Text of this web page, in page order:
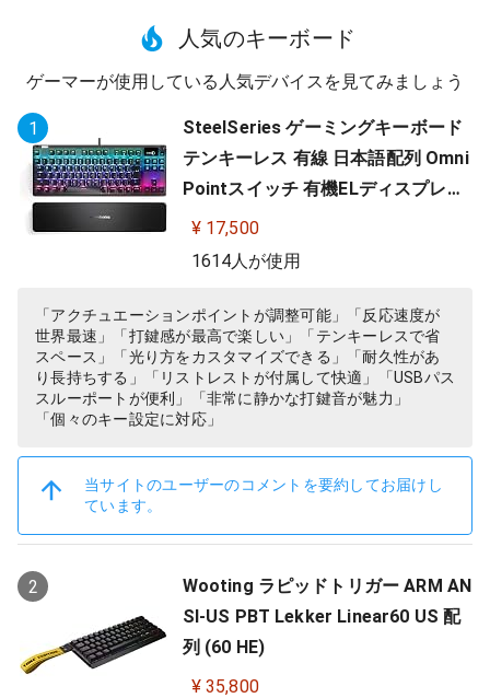
人気のキーボード
ゲーマーが使用している人気デバイスを見てみましょう
1
SteelSeries ゲーミングキーボード
テンキーレス 有線 日本語配列 Omni
Pointスイッチ 有機ELディスプレイ
搭載 Apex Pro TKL JP 64737
¥ 17,500
1614人が使用
「アクチュエーションポイントが調整可能」「反応速度が
世界最速」「打鍵感が最高で楽しい」「テンキーレスで省
スペース」「光り方をカスタマイズできる」「耐久性があ
り長持ちする」「リストレストが付属して快適」「USBパス
スルーポートが便利」「非常に静かな打鍵音が魅力」
「個々のキー設定に対応」
当サイトのユーザーのコメントを要約してお届けし
ています。
2
Wooting ラピッドトリガー ARM AN
SI-US PBT Lekker Linear60 US 配
列 (60 HE)
¥ 35,800